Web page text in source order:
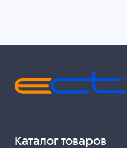
Каталог товаров